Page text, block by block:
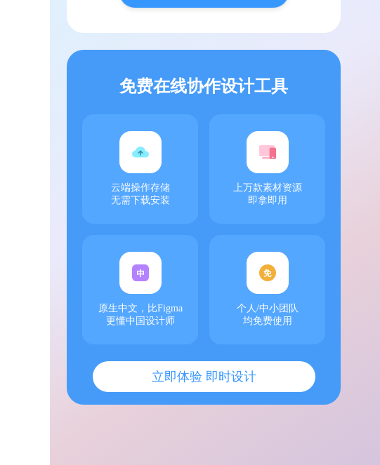
免费在线协作设计工具
云端操作存储
无需下载安装
上万款素材资源
即拿即用
原生中文，比Figma
更懂中国设计师
个人/中小团队
均免费使用
立即体验 即时设计